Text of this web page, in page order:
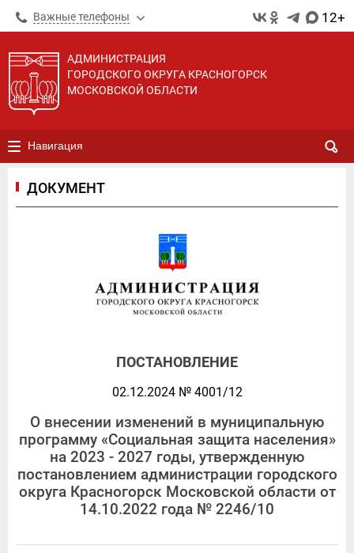
Важные телефоны 12+
АДМИНИСТРАЦИЯ
ГОРОДСКОГО ОКРУГА КРАСНОГОРСК
МОСКОВСКОЙ ОБЛАСТИ
Навигация
ДОКУМЕНТ
ПОСТАНОВЛЕНИЕ
02.12.2024 № 4001/12
О внесении изменений в муниципальную
программу «Социальная защита населения»
на 2023 - 2027 годы, утвержденную
постановлением администрации городского
округа Красногорск Московской области от
14.10.2022 года № 2246/10